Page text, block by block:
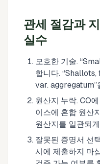
관세 절감과
실수
모호한 기술.
합니다.
var. aggregatum”
원산지 누락. CO
이스에 혼합 원산
원산지를 일관되
잘못된 증명서 선
시에 제출하지 마